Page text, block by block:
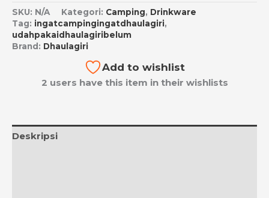
SKU: N/A Kategori: Camping, Drinkware
Tag: ingatcampingingatdhaulagiri,
udahpakaidhaulagiribelum
Brand: Dhaulagiri
Add to wishlist
2 users have this item in their wishlists
Deskripsi